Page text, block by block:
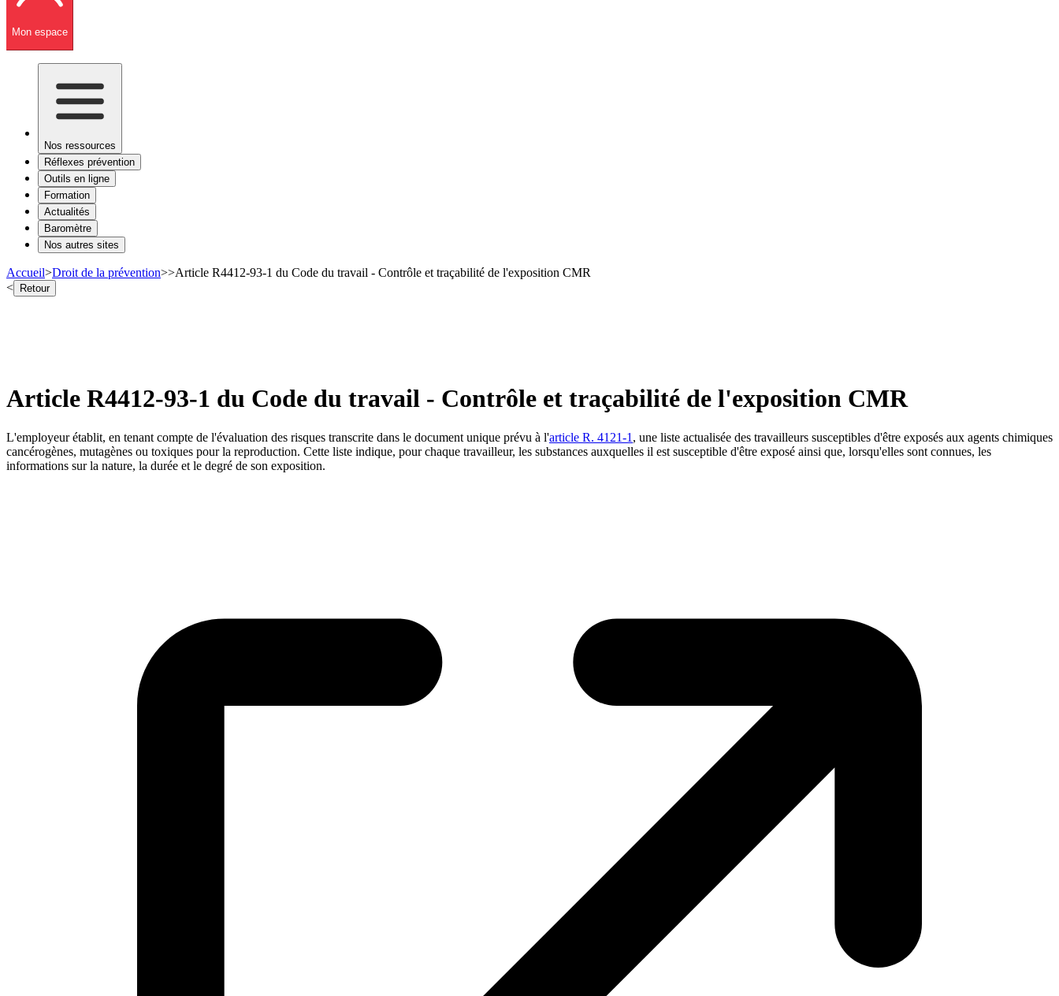
Mon espace
Nos ressources
Réflexes prévention
Outils en ligne
Formation
Actualités
Baromètre
Nos autres sites
Accueil>Droit de la prévention>>Article R4412-93-1 du Code du travail - Contrôle et traçabilité de l'exposition CMR
< Retour
Article R4412-93-1 du Code du travail - Contrôle et traçabilité de l'exposition CMR
L'employeur établit, en tenant compte de l'évaluation des risques transcrite dans le document unique prévu à l'article R. 4121-1 , une liste actualisée des travailleurs susceptibles d'être exposés aux agents chimiques
cancérogènes, mutagènes ou toxiques pour la reproduction. Cette liste indique, pour chaque travailleur, les substances auxquelles il est susceptible d'être exposé ainsi que, lorsqu'elles sont connues, les
informations sur la nature, la durée et le degré de son exposition.